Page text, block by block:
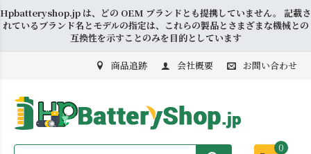
Hpbatteryshop.jp は、どの OEM ブランドとも提携していません。 記載さ
れているブランド名とモデルの指定は、これらの製品とさまざまな機械との
互換性を示すことのみを目的としています
商品追跡 会社概要 お問い合わせ
0